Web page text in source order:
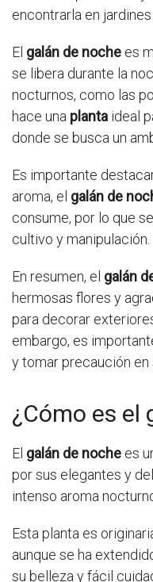
encontrarla en
El galán de noche es
se libera durante la
nocturnos, como las
hace una planta ideal
donde se busca un
Es importante
aroma, el galán de
consume, por lo que
cultivo y manipulación.
En resumen, el galán
hermosas flores y
para decorar
embargo, es
y tomar precaución
¿Cómo es el
El galán de noche es
por sus elegantes y
intenso aroma
Esta planta es
aunque se ha
su belleza y fácil